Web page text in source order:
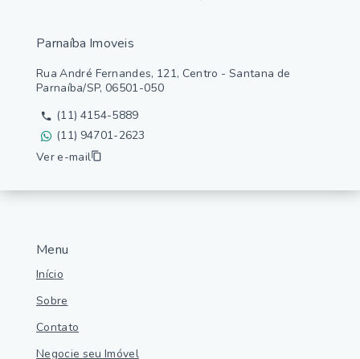
Menu
Início
Sobre
Contato
Negocie seu Imóvel
Parnaíba Imoveis
Rua André Fernandes, 121, Centro - Santana de
Parnaíba/SP, 06501-050
(11) 4154-5889
(11) 94701-2623
Ver e-mail